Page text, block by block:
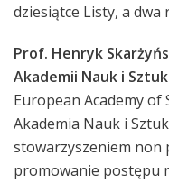
dziesiątce Listy, a dwa
Prof. Henryk
Akademii Nauk i Sztuk
European Academy of
Akademia Nauk i
stowarzyszeniem non
promowanie postępu